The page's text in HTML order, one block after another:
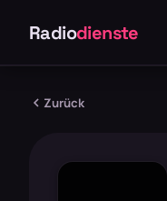
Radiodienste
Zurück